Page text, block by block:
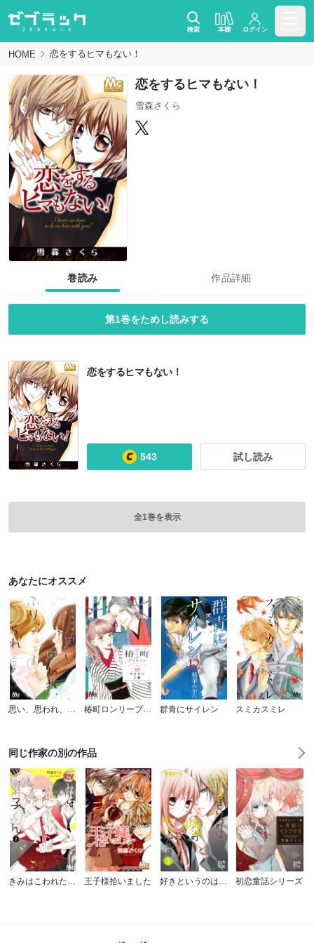
検索 本棚 ログイン
HOME 恋をするヒマもない！
恋をするヒマもない！
雪森さくら
巻読み 作品詳細
第1巻をためし読みする
恋をするヒマもない！
543 試し読み
全1巻を表示
あなたにオススメ
思い、思われ、ふり、ふられ 椿町ロンリープラネット 群青にサイレン スミカスミレ
同じ作家の別の作品
きみはこわれた王子くん 王子様拾いました 好きというのは嘘のウソです 初恋童話シリーズ